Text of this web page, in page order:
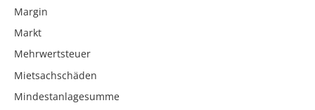
Margin
Markt
Mehrwertsteuer
Mietsachschäden
Mindestanlagesumme